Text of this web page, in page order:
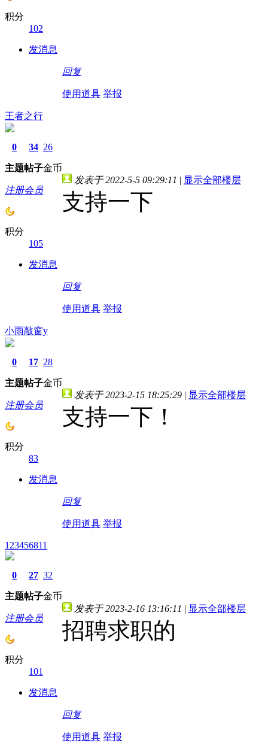
积分
102
发消息
回复
使用道具 举报
王者之行
0
主题
34
帖子
26
金币
注册会员
积分
105
发消息
发表于 2022-5-5 09:29:11 | 显示全部楼层
支持一下
回复
使用道具 举报
小雨敲窗y
0
主题
17
帖子
28
金币
注册会员
积分
83
发消息
发表于 2023-2-15 18:25:29 | 显示全部楼层
支持一下！
回复
使用道具 举报
123456811
0
主题
27
帖子
32
金币
注册会员
积分
101
发消息
发表于 2023-2-16 13:16:11 | 显示全部楼层
招聘求职的
回复
使用道具 举报